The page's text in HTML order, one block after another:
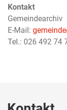
Kontakt
Gemeindearchiv
E-Mail:
Tel.: 026 492 74